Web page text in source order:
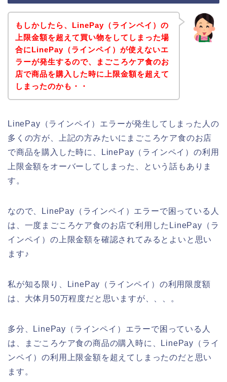
もしかしたら、LinePay（ラインペイ）の
上限金額を超えて買い物をしてしまった場
合にLinePay（ラインペイ）が使えないエ
ラーが発生するので、まごころケア食のお
店で商品を購入した時に上限金額を超えて
しまったのかも・・
LinePay（ラインペイ）エラーが発生してしまった人の
多くの方が、上記の方みたいにまごころケア食のお店
で商品を購入した時に、LinePay（ラインペイ）の利用
上限金額をオーバーしてしまった、という話もありま
す。
なので、LinePay（ラインペイ）エラーで困っている人
は、一度まごころケア食のお店で利用したLinePay（ラ
インペイ）の上限金額を確認されてみるとよいと思い
ます♪
私が知る限り、LinePay（ラインペイ）の利用限度額
は、大体月50万程度だと思いますが、、、。
多分、LinePay（ラインペイ）エラーで困っている人
は、まごころケア食の商品の購入時に、LinePay（ライ
ンペイ）の利用上限金額を超えてしまったのだと思い
ます。